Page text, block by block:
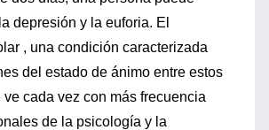
depresión y la euforia. El
, una condición caracterizada
del estado de ánimo entre estos
cada vez con más frecuencia
de la psicología y la